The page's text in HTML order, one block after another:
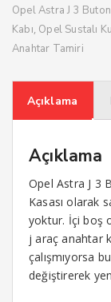
Opel Astra J 3
Kabı, Opel Sustalı
Anahtar Tamiri
Açıklama
Açıklama
Opel Astra J 3
Kasası olarak
yoktur. İçi boş
j araç anahtar
çalışmıyorsa
değiştirerek